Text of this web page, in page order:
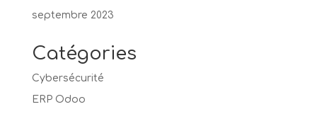
septembre 2023
Catégories
Cybersécurité
ERP Odoo